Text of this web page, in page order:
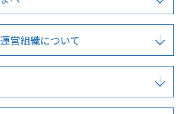
営組織について